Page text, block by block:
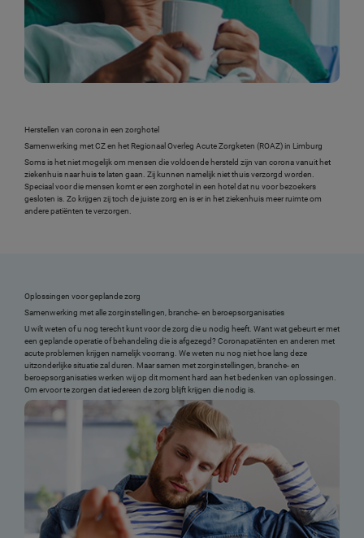
Herstellen van corona in een zorghotel
Samenwerking met CZ en het Regionaal Overleg Acute Zorgketen (ROAZ) in Limburg
Soms is het niet mogelijk om mensen die voldoende hersteld zijn van corona vanuit het
ziekenhuis naar huis te laten gaan. Zij kunnen namelijk niet thuis verzorgd worden.
Speciaal voor die mensen komt er een zorghotel in een hotel dat nu voor bezoekers
gesloten is. Zo krijgen zij toch de juiste zorg en is er in het ziekenhuis meer ruimte om
andere patiënten te verzorgen.
Oplossingen voor geplande zorg
Samenwerking met alle zorginstellingen, branche- en beroepsorganisaties
U wilt weten of u nog terecht kunt voor de zorg die u nodig heeft. Want wat gebeurt er met
een geplande operatie of behandeling die is afgezegd? Coronapatiënten en anderen met
acute problemen krijgen namelijk voorrang. We weten nu nog niet hoe lang deze
uitzonderlijke situatie zal duren. Maar samen met zorginstellingen, branche- en
beroepsorganisaties werken wij op dit moment hard aan het bedenken van oplossingen.
Om ervoor te zorgen dat iedereen de zorg blijft krijgen die nodig is.